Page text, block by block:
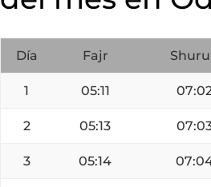
Día Fajr
1 05:11
2 05:13
3 05:14